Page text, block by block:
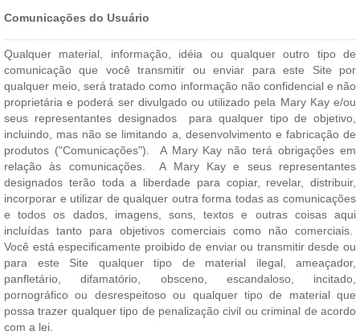
Comunicações do Usuário
Qualquer material, informação, idéia ou qualquer outro tipo de
comunicação que você transmitir ou enviar para este Site por
qualquer meio, será tratado como informação não confidencial e não
proprietária e poderá ser divulgado ou utilizado pela Mary Kay e/ou
seus representantes designados para qualquer tipo de objetivo,
incluindo, mas não se limitando a, desenvolvimento e fabricação de
produtos ("Comunicações"). A Mary Kay não terá obrigações em
relação às comunicações. A Mary Kay e seus representantes
designados terão toda a liberdade para copiar, revelar, distribuir,
incorporar e utilizar de qualquer outra forma todas as comunicações
e todos os dados, imagens, sons, textos e outras coisas aqui
incluídas tanto para objetivos comerciais como não comerciais.
Você está especificamente proibido de enviar ou transmitir desde ou
para este Site qualquer tipo de material ilegal, ameaçador,
panfletário, difamatório, obsceno, escandaloso, incitado,
pornográfico ou desrespeitoso ou qualquer tipo de material que
possa trazer qualquer tipo de penalização civil ou criminal de acordo
com a lei.